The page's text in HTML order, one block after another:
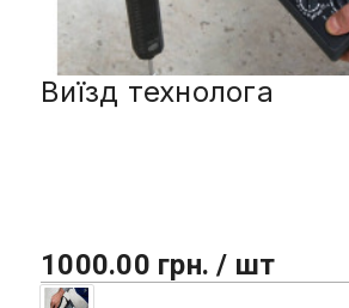
Виїзд технолога
1000.00 грн. / шт